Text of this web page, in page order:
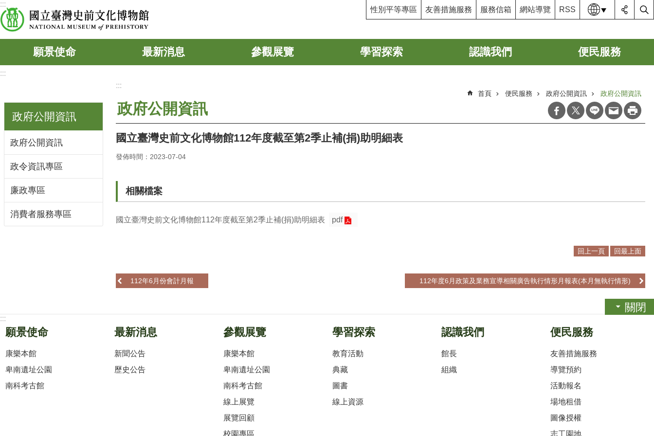
跳到主要內容區塊
:::
性別平等專區 友善措施服務 服務信箱 網站導覽 RSS 語系
願景使命 最新消息 參觀展覽 學習探索 認識我們 便民服務
:::
政府公開資訊
政府公開資訊
政令資訊專區
廉政專區
消費者服務專區
:::
首頁 便民服務 政府公開資訊 政府公開資訊
政府公開資訊
國立臺灣史前文化博物館112年度截至第2季止補(捐)助明細表
發佈時間：2023-07-04
相關檔案
國立臺灣史前文化博物館112年度截至第2季止補(捐)助明細表 pdf
回上一頁 回最上面
112年6月份會計月報 112年度6月政策及業務宣導相關廣告執行情形月報表(本月無執行情形)
關閉
:::
願景使命
康樂本館
卑南遺址公園
南科考古館
最新消息
新聞公告
歷史公告
參觀展覽
康樂本館
卑南遺址公園
南科考古館
線上展覽
展覽回顧
校園專區
學習探索
教育活動
典藏
圖書
線上資源
認識我們
館長
組織
便民服務
友善措施服務
導覽預約
活動報名
場地租借
圖像授權
志工園地